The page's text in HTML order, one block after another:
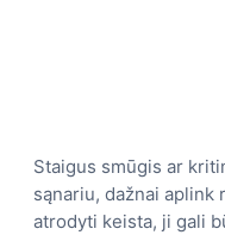
Staigus smūgis ar
sąnariu, dažnai aplink
atrodyti keista, ji gali